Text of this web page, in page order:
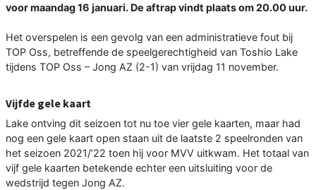
voor maandag 16 januari. De aftrap vindt plaats om 20.00 uur.
Het overspelen is een gevolg van een administratieve fout bij
TOP Oss, betreffende de speelgerechtigheid van Toshio Lake
tijdens TOP Oss – Jong AZ (2-1) van vrijdag 11 november.
Vijfde gele kaart
Lake ontving dit seizoen tot nu toe vier gele kaarten, maar had
nog een gele kaart open staan uit de laatste 2 speelronden van
het seizoen 2021/’22 toen hij voor MVV uitkwam. Het totaal van
vijf gele kaarten betekende echter een uitsluiting voor de
wedstrijd tegen Jong AZ.